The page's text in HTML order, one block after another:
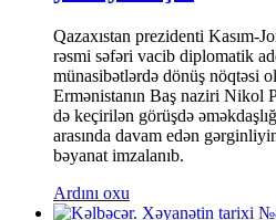
Qazaxıstan prezidenti Kasım-
rəsmi səfəri vacib diplomatik
münasibətlərdə dönüş nöqtəsi
Ermənistanın Baş naziri Nikol
də keçirilən görüşdə
arasında davam edən
bəyanat imzalanıb.
Ardını oxu